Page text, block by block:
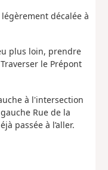
décalée à
plus loin, prendre
le Prépont
à l'intersection
Rue de la
passée à l’aller.